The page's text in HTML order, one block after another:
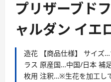
プリザーブド
ャルダン イエ
造花 【商品仕様】 サイズ
ラス 原産国…中国/日本 補
枚用 注釈…※生花を加工し